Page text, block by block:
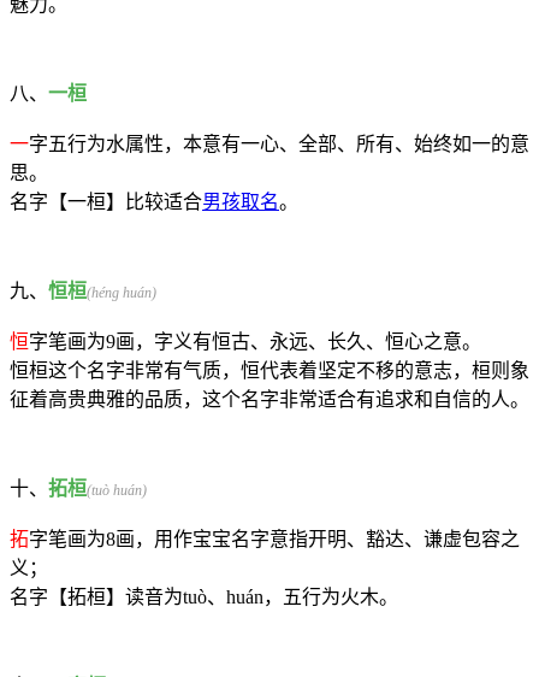
魅力。
八、 一桓
一字五行为水属性，本意有一心、全部、所有、始终如一的意
思。
名字【一桓】比较适合男孩取名。
九、 恒桓(héng huán)
恒字笔画为9画，字义有恒古、永远、长久、恒心之意。
恒桓这个名字非常有气质，恒代表着坚定不移的意志，桓则象
征着高贵典雅的品质，这个名字非常适合有追求和自信的人。
十、 拓桓(tuò huán)
拓字笔画为8画，用作宝宝名字意指开明、豁达、谦虚包容之
义；
名字【拓桓】读音为tuò、huán，五行为火木。